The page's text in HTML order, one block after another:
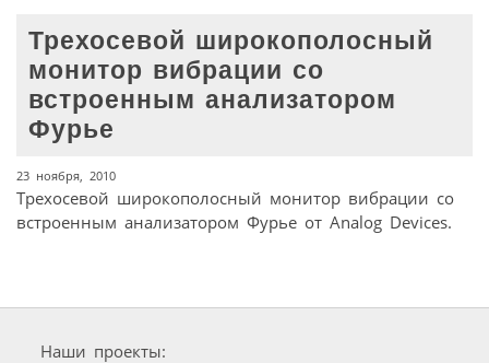
Трехосевой широкополосный
монитор вибрации со
встроенным анализатором
Фурье
23 ноября, 2010
Трехосевой широкополосный монитор вибрации со
встроенным анализатором Фурье от Analog Devices.
Наши проекты: